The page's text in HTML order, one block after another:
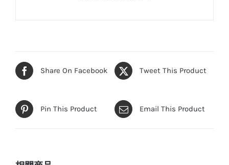
Share On Facebook Tweet This Product
Pin This Product Email This Product